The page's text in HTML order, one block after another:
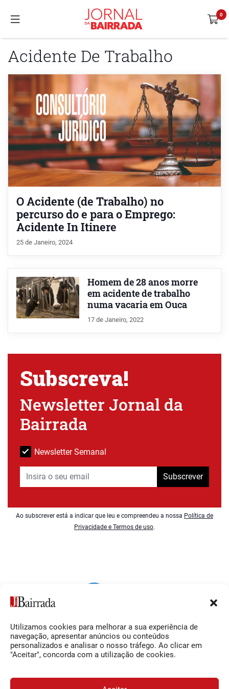
Utilizamos cookies para melhorar a sua experiência de
navegação, apresentar anúncios ou conteúdos
personalizados e analisar o nosso tráfego. Ao clicar em
"Aceitar", concorda com a utilização de cookies.
Acidente De Trabalho
O Acidente (de Trabalho) no
percurso do e para o Emprego:
Acidente In Itinere
25 de Janeiro, 2024
Homem de 28 anos morre
em acidente de trabalho
numa vacaria em Ouca
17 de Janeiro, 2022
Subscreva!
Newsletter Jornal da
Bairrada
Newsletter Semanal
Subscrever
Ao subscrever está a indicar que leu e compreendeu a nossa Política de
Privacidade e Termos de uso.
Siga-nos
Facebook
O Jornal da Bairrada
Contactos